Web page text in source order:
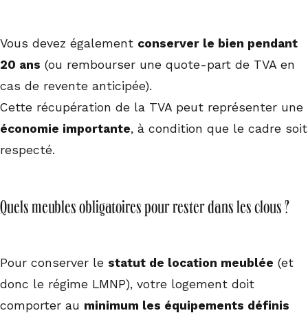
Vous devez également conserver le bien pendant
20 ans (ou rembourser une quote-part de TVA en
cas de revente anticipée).
Cette récupération de la TVA peut représenter une
économie importante, à condition que le cadre soit
respecté.
Quels meubles obligatoires pour rester dans les clous ?
Pour conserver le statut de location meublée (et
donc le régime LMNP), votre logement doit
comporter au minimum les équipements définis